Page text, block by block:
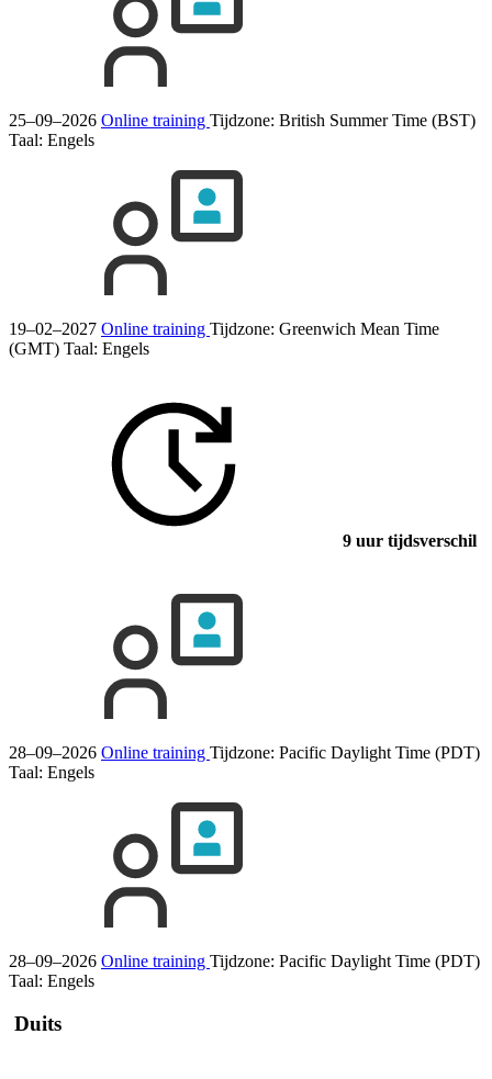
25–09–2026 Online training Tijdzone: British Summer Time (BST)
Taal: Engels
19–02–2027 Online training Tijdzone: Greenwich Mean Time
(GMT) Taal: Engels
9 uur tijdsverschil
28–09–2026 Online training Tijdzone: Pacific Daylight Time (PDT)
Taal: Engels
28–09–2026 Online training Tijdzone: Pacific Daylight Time (PDT)
Taal: Engels
Duits